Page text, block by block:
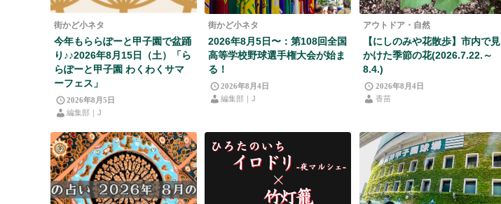
街かど小ネタ
今年もららぽーと甲子園で盆踊
り♪♪2026年8月15日（土）「ら
らぽーと甲子園 わくわくサマ
ーフェス」
2026年8月5日
編集部｜J
街かど小ネタ
2026年8月5日〜：第108回全国
高等学校野球選手権大会が始ま
る！
2026年8月4日
編集部｜J
アウトドア・自然
【にしのみや花散歩】市内で見
かけた季節の花(2026.7.22.～
8.4.)
2026年8月4日
香苗